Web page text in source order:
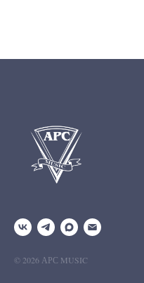
© 2026 АРС MUSIC